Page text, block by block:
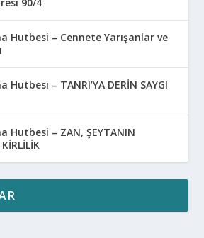
90/4
Hutbesi – Cennete Yarışanlar ve
Hutbesi – TANRI’YA DERİN SAYGI
Hutbesi – ZAN, ŞEYTANIN